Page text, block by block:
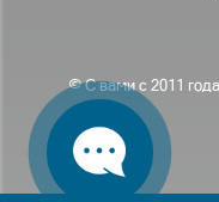
© С вами с 2011